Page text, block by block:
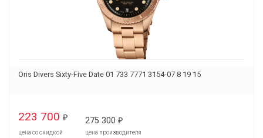
Oris Divers Sixty-Five Date 01 733 7771 3154-07 8 19 15
223 700 ₽
цена со скидкой
275 300 ₽
цена производителя